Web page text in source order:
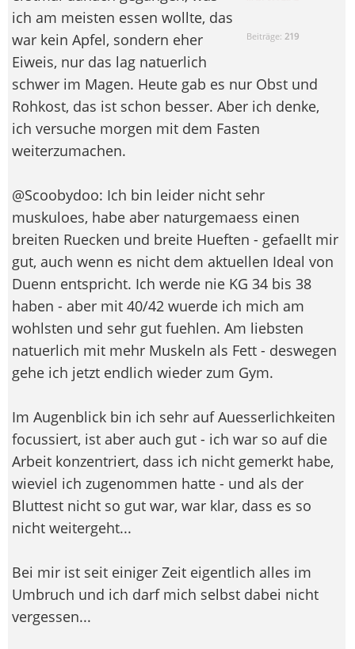
Beiträge: 219
ich am meisten essen wollte, das
war kein Apfel, sondern eher
Eiweis, nur das lag natuerlich
schwer im Magen. Heute gab es nur Obst und
Rohkost, das ist schon besser. Aber ich denke,
ich versuche morgen mit dem Fasten
weiterzumachen.
@Scoobydoo: Ich bin leider nicht sehr
muskuloes, habe aber naturgemaess einen
breiten Ruecken und breite Hueften - gefaellt mir
gut, auch wenn es nicht dem aktuellen Ideal von
Duenn entspricht. Ich werde nie KG 34 bis 38
haben - aber mit 40/42 wuerde ich mich am
wohlsten und sehr gut fuehlen. Am liebsten
natuerlich mit mehr Muskeln als Fett - deswegen
gehe ich jetzt endlich wieder zum Gym.
Im Augenblick bin ich sehr auf Auesserlichkeiten
focussiert, ist aber auch gut - ich war so auf die
Arbeit konzentriert, dass ich nicht gemerkt habe,
wieviel ich zugenommen hatte - und als der
Bluttest nicht so gut war, war klar, dass es so
nicht weitergeht...
Bei mir ist seit einiger Zeit eigentlich alles im
Umbruch und ich darf mich selbst dabei nicht
vergessen...